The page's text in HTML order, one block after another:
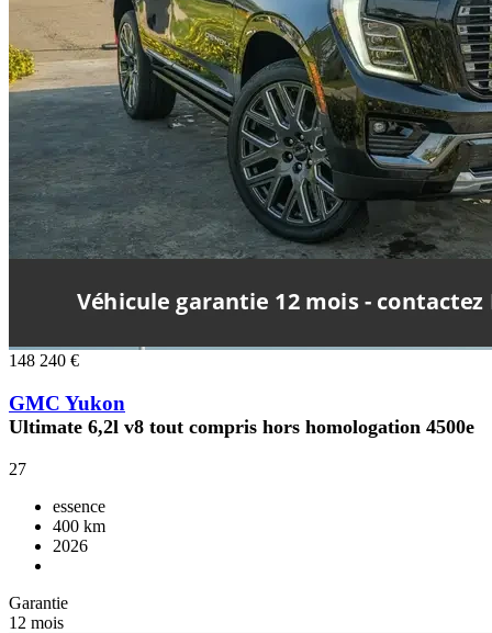
148 240 €
GMC Yukon
Ultimate 6,2l v8 tout compris hors homologation 4500e
27
essence
400 km
2026
Garantie
12 mois